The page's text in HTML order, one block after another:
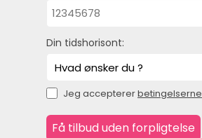
Din tidshorisont:
Jeg acceptererbetingelserne